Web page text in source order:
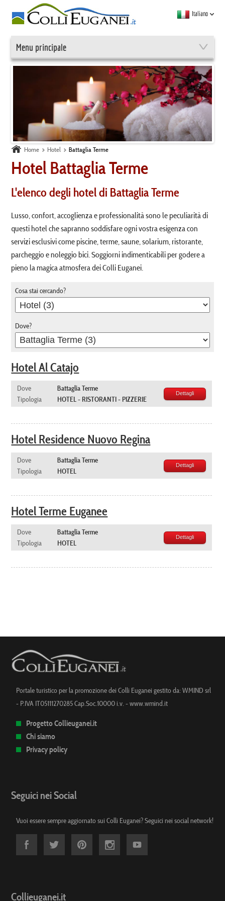
Italiano
Menu principale
Home Hotel Battaglia Terme
Hotel Battaglia Terme
L'elenco degli hotel di Battaglia Terme
Lusso, confort, accoglienza e professionalità sono le peculiarità di
questi hotel che sapranno soddisfare ogni vostra esigenza con
servizi esclusivi come piscine, terme, saune, solarium, ristorante,
parcheggio e noleggio bici. Soggiorni indimenticabili per godere a
pieno la magica atmosfera dei Colli Euganei.
Cosa stai cercando?
Dove?
Hotel Al Catajo
Dove
Battaglia Terme
Tipologia
HOTEL - RISTORANTI - PIZZERIE
Dettagli
Hotel Residence Nuovo Regina
Dove
Battaglia Terme
Tipologia
HOTEL
Dettagli
Hotel Terme Euganee
Dove
Battaglia Terme
Tipologia
HOTEL
Dettagli
Portale turistico per la promozione dei Colli Euganei gestito da: WMIND srl
- P.IVA IT05111270285 Cap.Soc.10000 i.v. -www.wmind.it
Progetto Collieuganei.it
Chi siamo
Privacy policy
Seguici nei Social
Vuoi essere sempre aggiornato sui Colli Euganei? Seguici nei social network!
Collieuganei.it